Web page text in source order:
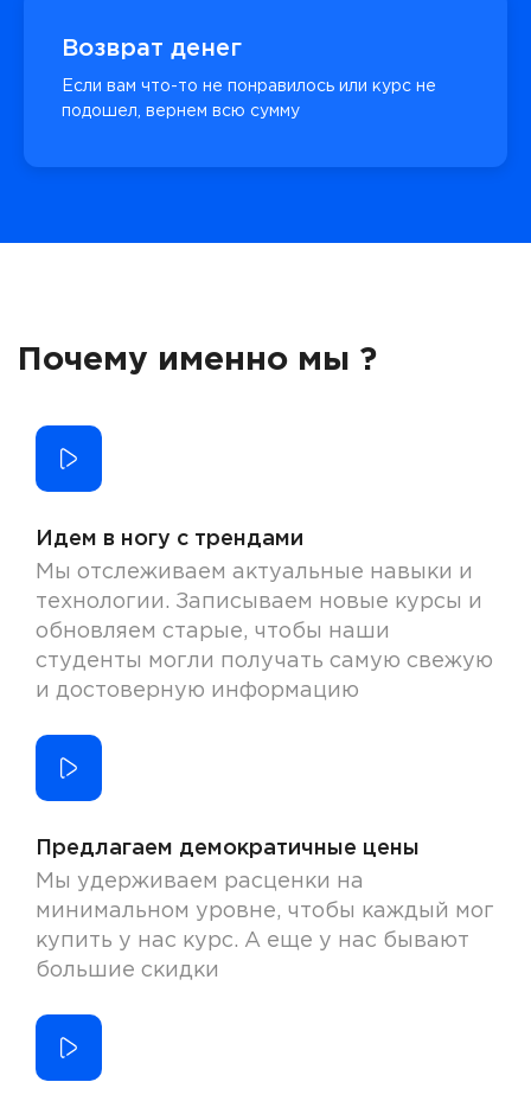
Возврат денег
Если вам что-то не понравилось или курс не
подошел, вернем всю сумму
Почему именно мы ?
Идем в ногу с трендами
Мы отслеживаем актуальные навыки и
технологии. Записываем новые курсы и
обновляем старые, чтобы наши
студенты могли получать самую свежую
и достоверную информацию
Предлагаем демократичные цены
Мы удерживаем расценки на
минимальном уровне, чтобы каждый мог
купить у нас курс. А еще у нас бывают
большие скидки